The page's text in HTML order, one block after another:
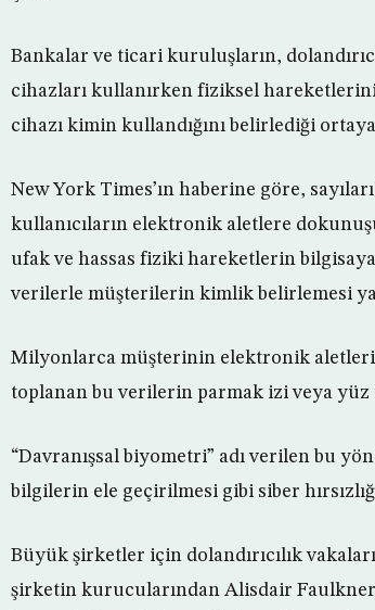
Bankalar ve ticari kuruluşların,
cihazları kullanırken fiziksel
cihazı kimin kullandığını belirlediği ortaya
New York Times’ın haberine göre,
kullanıcıların elektronik aletlere
ufak ve hassas fiziki hareketlerin
verilerle müşterilerin kimlik belirlemesi
Milyonlarca müşterinin elektronik aletleri
toplanan bu verilerin parmak izi veya
“Davranışsal biyometri” adı verilen bu
bilgilerin ele geçirilmesi gibi siber
Büyük şirketler için dolandırıcılık
şirketin kurucularından Alisdair